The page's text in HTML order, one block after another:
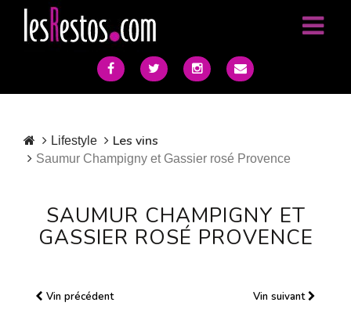
Lifestyle Les vins
Saumur Champigny et Gassier rosé Provence
SAUMUR CHAMPIGNY ET
GASSIER ROSÉ PROVENCE
Vin précédent Vin suivant